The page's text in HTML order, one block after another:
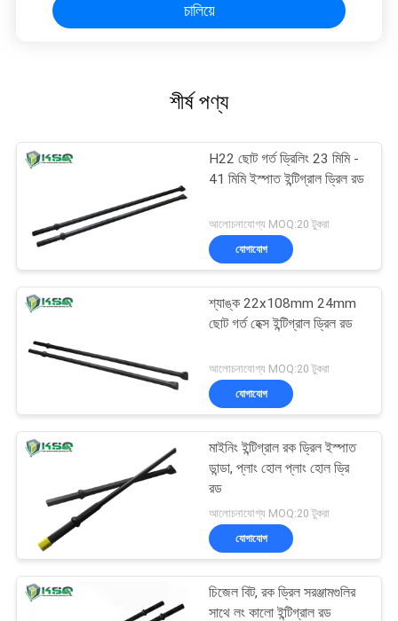
চালিয়ে
শীর্ষ পণ্য
H22 ছোট গর্ত ড্রিলিং 23 মিমি -
41 মিমি ইস্পাত ইন্টিগ্রাল ড্রিল রড
আলোচনাযোগ্য MOQ:20 টুকরা
যোগাযোগ
শ্যাঙ্ক 22x108mm 24mm
ছোট গর্ত হেক্স ইন্টিগ্রাল ড্রিল রড
আলোচনাযোগ্য MOQ:20 টুকরা
যোগাযোগ
মাইনিং ইন্টিগ্রাল রক ড্রিল ইস্পাত
ডান্ডা, প্লাং হোল প্লাং হোল ড্রি
রড
আলোচনাযোগ্য MOQ:20 টুকরা
যোগাযোগ
চিজেল বিট, রক ড্রিল সরঞ্জামগুলির
সাথে লং কালো ইন্টিগ্রাল রড